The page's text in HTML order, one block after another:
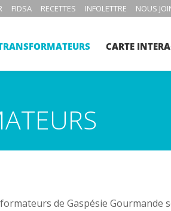
FIDSA RECETTES INFOLETTRE NOUS
CARTE
de Gaspésie Gourmande